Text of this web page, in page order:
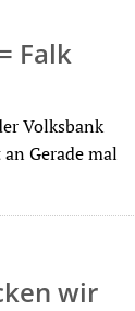
Falk
Volksbank
Gerade mal
wir